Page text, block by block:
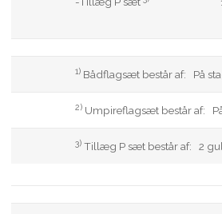
1) Bådflagsæt består af: På
2)Umpireflagsæt består af: På
3)Tillæg P sæt består af: 2